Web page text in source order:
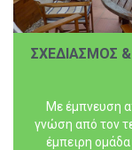
ΣΧΕΔΙΑΣΜΟΣ
Με έμπνευση
γνώση από τον
έμπειρη